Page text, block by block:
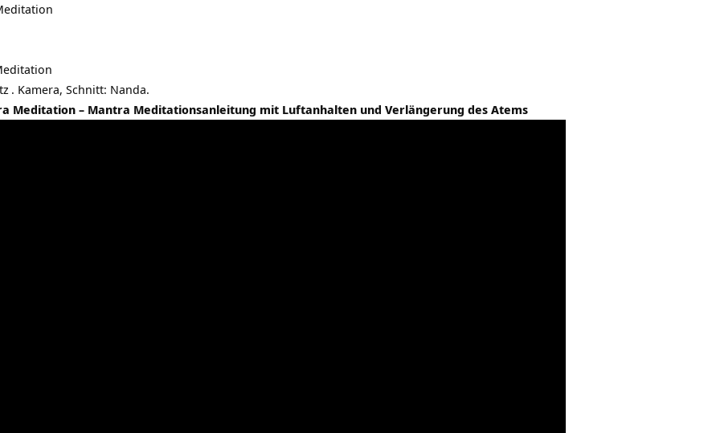
. Kamera, Schnitt: Nanda.
Meditation – Mantra Meditationsanleitung mit Luftanhalten und Verlängerung des Atems